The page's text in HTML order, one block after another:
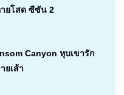
ยโสด ซีซัน 2
Canyon หุบเขารัก
ยเส้า